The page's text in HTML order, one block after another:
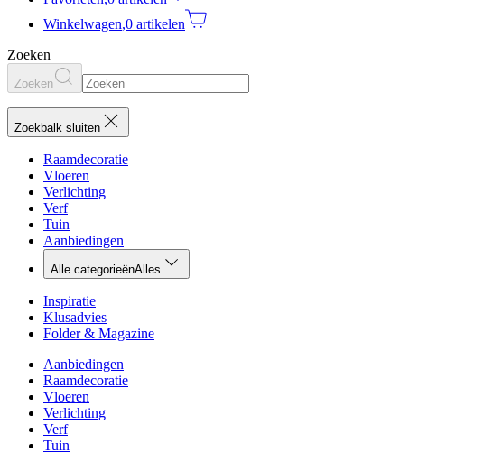
Winkelwagen,0 artikelen
Zoeken
Zoeken
Zoekbalk sluiten
Raamdecoratie
Vloeren
Verlichting
Verf
Tuin
Aanbiedingen
Alle categorieënAlles
Inspiratie
Klusadvies
Folder & Magazine
Aanbiedingen
Raamdecoratie
Vloeren
Verlichting
Verf
Tuin